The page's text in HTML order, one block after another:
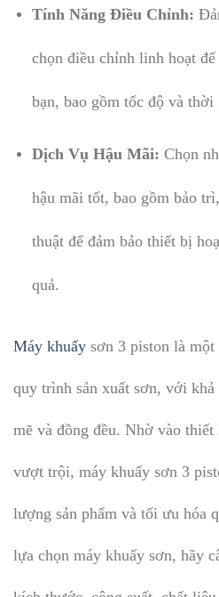
Tính Năng Điều Chỉnh:
chọn điều chỉnh linh hoạt
bạn, bao gồm tốc độ và thời
Dịch Vụ Hậu Mãi: Chọn
hậu mãi tốt, bao gồm bảo
thuật để đảm bảo thiết bị
quả.
Máy khuấy sơn 3 piston là
quy trình sản xuất sơn, với khả
mẽ và đồng đều. Nhờ vào
vượt trội, máy khuấy sơn 3
lượng sản phẩm và tối ưu hóa
lựa chọn máy khuấy sơn, hãy